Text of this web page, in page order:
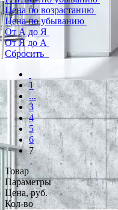
Цена по возрастанию
Цена по убыванию
От А до Я
От Я до А
Сбросить
1
...
3
4
5
6
7
Товар
Параметры
Цена, руб.
Кол-во